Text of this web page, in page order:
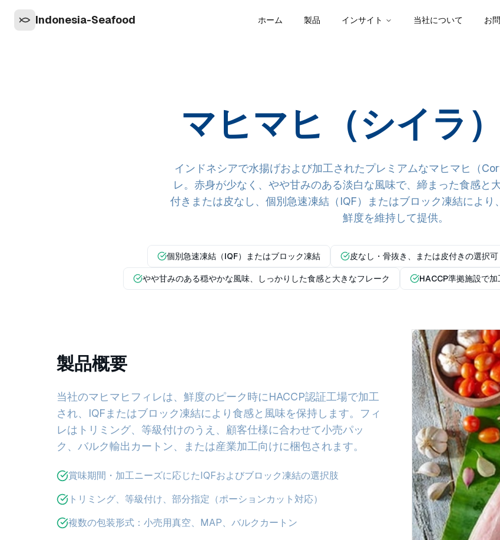
Indonesia-Seafood ホーム 製品 インサイト 当社について お
マヒマヒ（シイラ
インドネシアで水揚げおよび加工されたプレミアムなマヒマヒ（
レ。赤身が少なく、やや甘みのある淡白な風味で、締まった食感と
付きまたは皮なし、個別急速凍結（IQF）またはブロック凍結により
鮮度を維持して提供。
個別急速凍結（IQF）またはブロック凍結 皮なし・骨抜き、または皮付きの選択可
やや甘みのある穏やかな風味、しっかりした食感と大きなフレーク HACCP準拠施設で加
製品概要
当社のマヒマヒフィレは、鮮度のピーク時にHACCP認証工場で加工
され、IQFまたはブロック凍結により食感と風味を保持します。フィ
レはトリミング、等級付けのうえ、顧客仕様に合わせて小売パッ
ク、バルク輸出カートン、または産業加工向けに梱包されます。
賞味期間・加工ニーズに応じたIQFおよびブロック凍結の選択肢
トリミング、等級付け、部分指定（ポーションカット対応）
複数の包装形式：小売用真空、MAP、バルクカートン